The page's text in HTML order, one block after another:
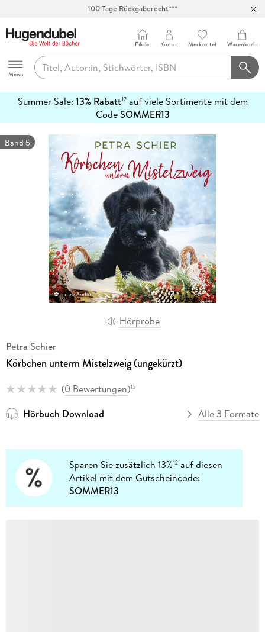
Abholung in über 100 Filialen
Hugendubel
Menu
Filiale Konto Merkzettel Warenkorb
Summer Sale: 13% Rabatt12auf viele Sortimente mit dem
CodeSOMMER13
erfahren
Hörprobe
Band 5
Petra Schier
Körbchen unterm Mistelzweig (ungekürzt)
(0 Bewertungen)15
Hörbuch Download Alle 3 Formate
Sparen Sie zusätzlich 13%12 auf diesen
Artikel mit dem Gutscheincode:
SOMMER13